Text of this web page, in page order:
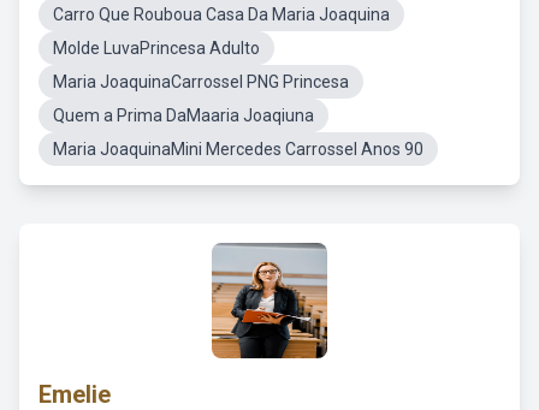
Carro Que Rouboua Casa Da Maria Joaquina
Molde LuvaPrincesa Adulto
Maria JoaquinaCarrossel PNG Princesa
Quem a Prima DaMaaria Joaqiuna
Maria JoaquinaMini Mercedes Carrossel Anos 90
Emelie